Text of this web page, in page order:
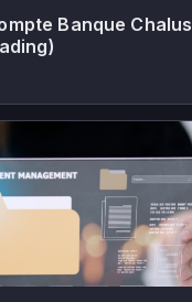
Banque Chalus